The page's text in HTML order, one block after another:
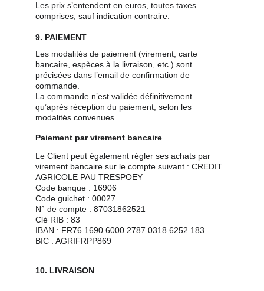
Les prix s’entendent en euros, toutes taxes
comprises, sauf indication contraire.
9. PAIEMENT
Les modalités de paiement (virement, carte
bancaire, espèces à la livraison, etc.) sont
précisées dans l’email de confirmation de
commande.
La commande n’est validée définitivement
qu’après réception du paiement, selon les
modalités convenues.
Paiement par virement bancaire
Le Client peut également régler ses achats par
virement bancaire sur le compte suivant : CREDIT
AGRICOLE PAU TRESPOEY
Code banque : 16906
Code guichet : 00027
N° de compte : 87031862521
Clé RIB : 83
IBAN : FR76 1690 6000 2787 0318 6252 183
BIC : AGRIFRPP869
10. LIVRAISON